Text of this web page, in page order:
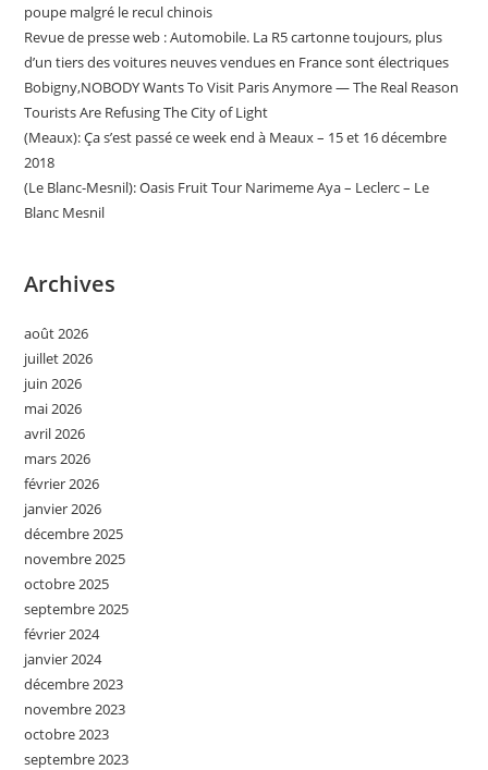
poupe malgré le recul chinois
Revue de presse web : Automobile. La R5 cartonne toujours, plus
d’un tiers des voitures neuves vendues en France sont électriques
Bobigny,NOBODY Wants To Visit Paris Anymore — The Real Reason
Tourists Are Refusing The City of Light
(Meaux): Ça s’est passé ce week end à Meaux – 15 et 16 décembre
2018
(Le Blanc-Mesnil): Oasis Fruit Tour Narimeme Aya – Leclerc – Le
Blanc Mesnil
Archives
août 2026
juillet 2026
juin 2026
mai 2026
avril 2026
mars 2026
février 2026
janvier 2026
décembre 2025
novembre 2025
octobre 2025
septembre 2025
février 2024
janvier 2024
décembre 2023
novembre 2023
octobre 2023
septembre 2023